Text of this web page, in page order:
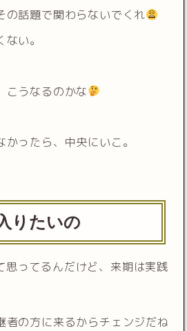
の話題で関わらないでくれ
い。
こうなるのかな
ったら、中央にいこ。
りたいの
思ってるんだけど、来期は実践
者の方に来るからチェンジだね